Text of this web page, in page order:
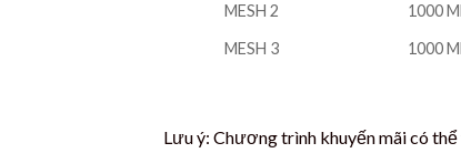
MESH 2
1000
MESH 3
1000
Lưu ý: Chương trình khuyến mãi có